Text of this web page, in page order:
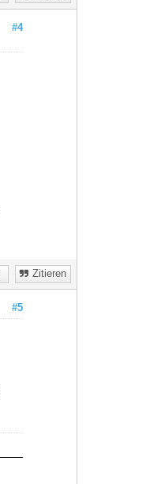
#4
Zitieren
#5